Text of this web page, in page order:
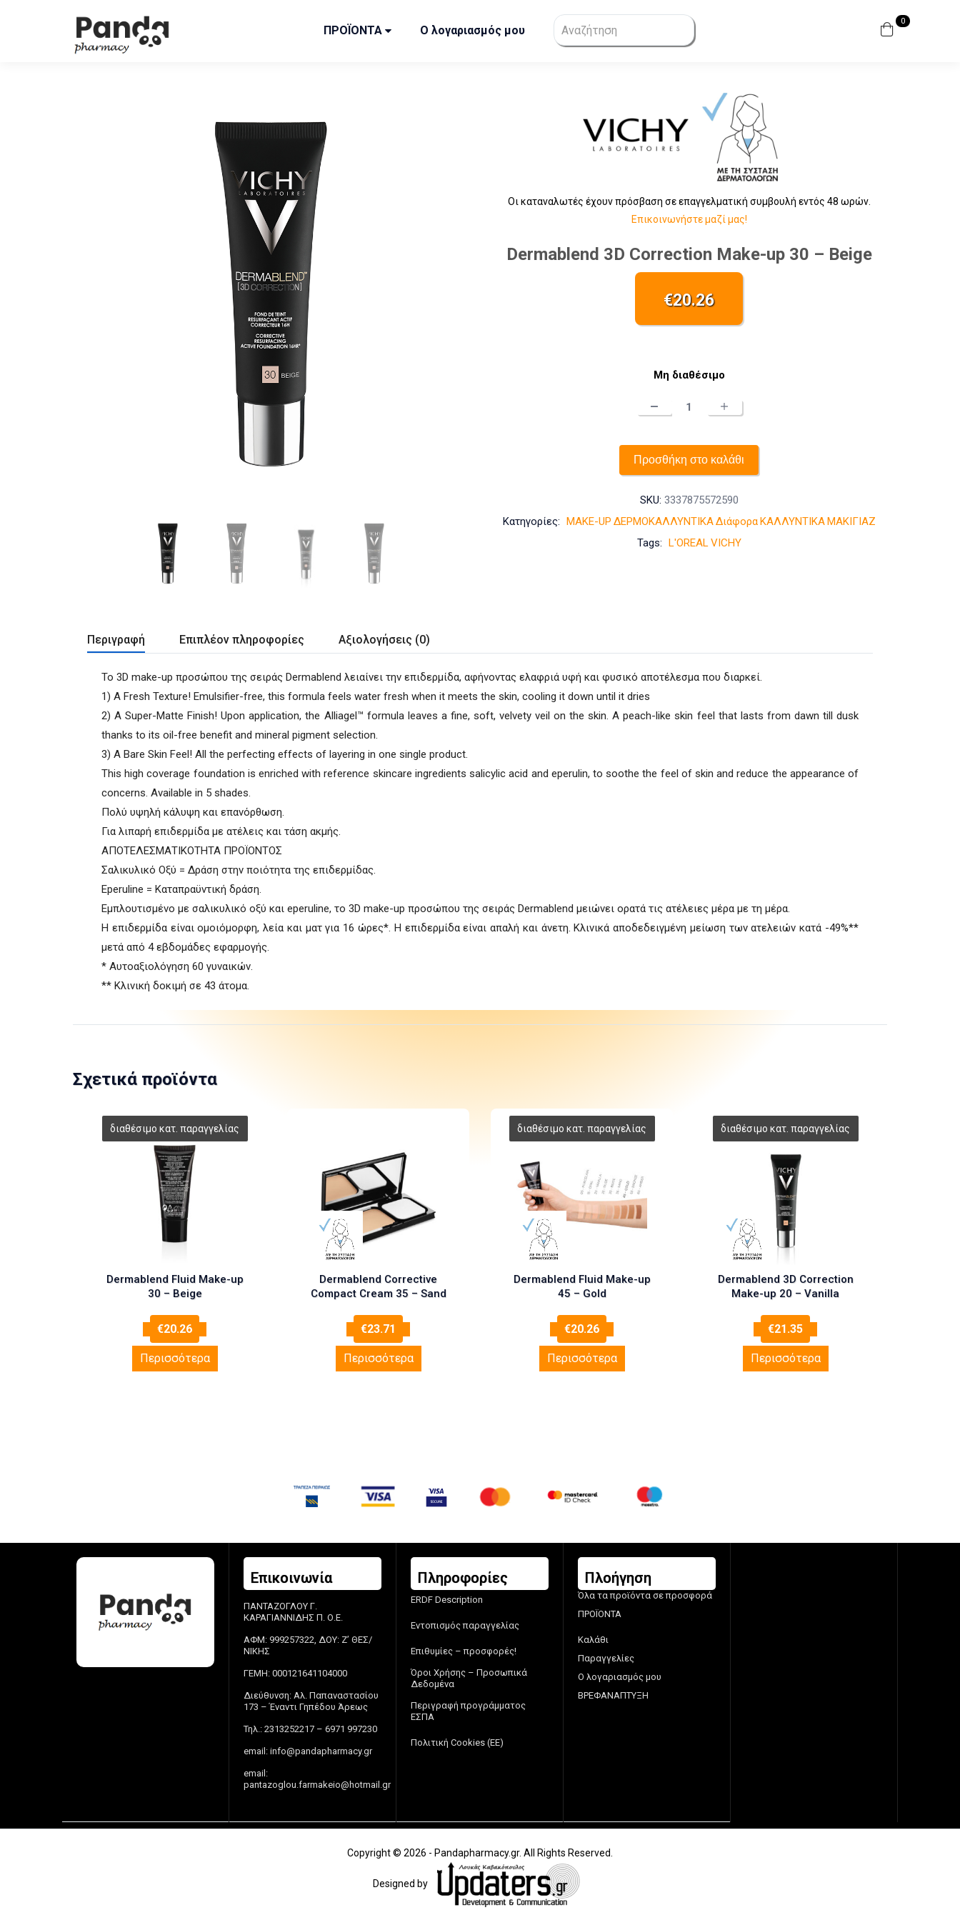
ΠΡΟΪΟΝΤΑ Ο λογαριασμός μου
0
Οι καταναλωτές έχουν πρόσβαση σε επαγγελματική συμβουλή εντός 48 ωρών.
Επικοινωνήστε μαζί μας!
Dermablend 3D Correction Make-up 30 – Beige
€20.26
Μη διαθέσιμο
Dermablend
3D
Make-
up
30
ποσότητα
Προσθήκη στο καλάθι
SKU: 3337875572590
Κατηγορίες: MAKE-UP ΔΕΡΜΟΚΑΛΛΥΝΤΙΚΑΔιάφοραΚΑΛΛΥΝΤΙΚΑΜΑΚΙΓΙΑΖ
Tags: L'OREALVICHY
Περιγραφή Επιπλέον πληροφορίες Αξιολογήσεις (0)
Το 3D make-up προσώπου της σειράς Dermablend λειαίνει την επιδερμίδα, αφήνοντας ελαφριά υφή και φυσικό αποτέλεσμα που διαρκεί.
1) A Fresh Texture! Emulsifier-free, this formula feels water fresh when it meets the skin, cooling it down until it dries
2) A Super-Matte Finish! Upon application, the Alliagel™ formula leaves a fine, soft, velvety veil on the skin. A peach-like skin feel that lasts from dawn till dusk
thanks to its oil-free benefit and mineral pigment selection.
3) A Bare Skin Feel! All the perfecting effects of layering in one single product.
This high coverage foundation is enriched with reference skincare ingredients salicylic acid and eperulin, to soothe the feel of skin and reduce the appearance of
concerns. Available in 5 shades.
Πολύ υψηλή κάλυψη και επανόρθωση.
Για λιπαρή επιδερμίδα με ατέλεις και τάση ακμής.
ΑΠΟΤΕΛΕΣΜΑΤΙΚΟΤΗΤΑ ΠΡΟΪΟΝΤΟΣ
Σαλικυλικό Οξύ = Δράση στην ποιότητα της επιδερμίδας.
Eperuline = Καταπραϋντική δράση.
Εμπλουτισμένο με σαλικυλικό οξύ και eperuline, το 3D make-up προσώπου της σειράς Dermablend μειώνει ορατά τις ατέλειες μέρα με τη μέρα.
Η επιδερμίδα είναι ομοιόμορφη, λεία και ματ για 16 ώρες*. Η επιδερμίδα είναι απαλή και άνετη. Κλινικά αποδεδειγμένη μείωση των ατελειών κατά -49%**
μετά από 4 εβδομάδες εφαρμογής.
* Αυτοαξιολόγηση 60 γυναικών.
** Κλινική δοκιμή σε 43 άτομα.
Σχετικά προϊόντα
Dermablend Fluid Make-up
30 – Beige
€20.26
Περισσότερα
Dermablend Corrective
Compact Cream 35 – Sand
€23.71
Περισσότερα
Dermablend Fluid Make-up
45 – Gold
€20.26
Περισσότερα
Dermablend 3D Correction
Make-up 20 – Vanilla
€21.35
Περισσότερα
Επικοινωνία
ΠΑΝΤΑΖΟΓΛΟΥ Γ.
ΚΑΡΑΓΙΑΝΝΙΔΗΣ Π. Ο.Ε.
ΑΦΜ: 999257322, ΔΟΥ: Ζ’ ΘΕΣ/
ΝΙΚΗΣ
ΓΕΜΗ: 000121641104000
Διεύθυνση: Αλ. Παπαναστασίου
173 – Έναντι Γηπέδου Άρεως
Τηλ.: 2313252217 – 6971 997230
email: info@pandapharmacy.gr
email:
pantazoglou.farmakeio@hotmail.gr
Πληροφορίες
ERDF Description
Εντοπισμός παραγγελίας
Επιθυμίες – προσφορές!
Όροι Χρήσης – Προσωπικά
Δεδομένα
Περιγραφή προγράμματος
ΕΣΠΑ
Πολιτική Cookies (ΕΕ)
Πλοήγηση
Όλα τα προϊόντα σε προσφορά
ΠΡΟΪΟΝΤΑ
Καλάθι
Παραγγελίες
Ο λογαριασμός μου
ΒΡΕΦΑΝΑΠΤΥΞΗ
Copyright © 2026 - Pandapharmacy.gr. All Rights Reserved.
Designed by